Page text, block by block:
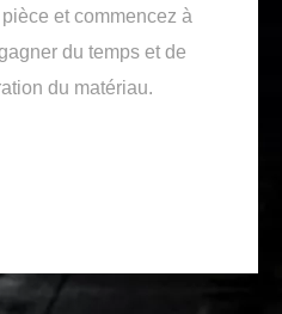
et commencez à
du temps et de
du matériau.